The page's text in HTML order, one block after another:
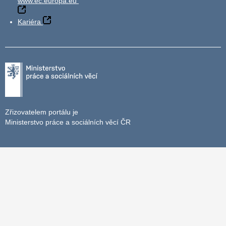
Kariéra
Zřizovatelem portálu je
Ministerstvo práce a sociálních věcí ČR